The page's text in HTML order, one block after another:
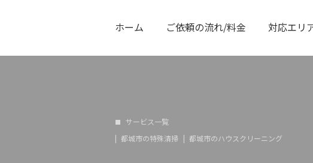
ホーム ご依頼の流れ/料金 対応エリ
サービス一覧
都城市の特殊清掃
都城市のハウスクリーニング